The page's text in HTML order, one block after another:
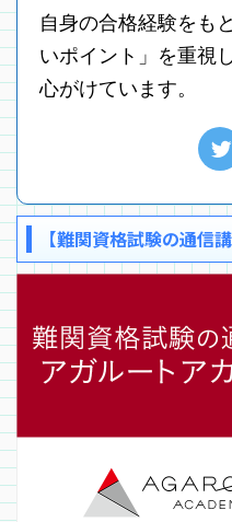
自身の合格経験をも
いポイント」を重視
心がけています。
【難関資格試験の通信